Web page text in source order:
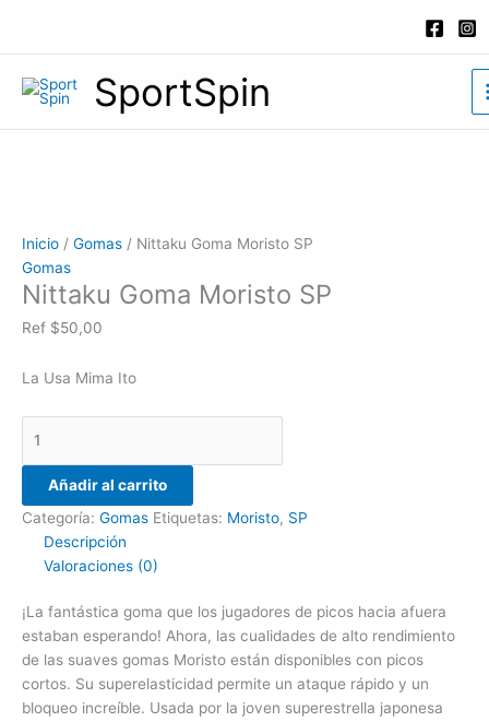
contenido
SportSpin
Inicio / Gomas / Nittaku Goma Moristo SP
Gomas
Nittaku Goma Moristo SP
Ref $50,00
La Usa Mima Ito
Moristo
SP
cantidad
Añadir al carrito
Categoría: Gomas Etiquetas: Moristo, SP
Descripción
Valoraciones (0)
¡La fantástica goma que los jugadores de picos hacia afuera
estaban esperando! Ahora, las cualidades de alto rendimiento
de las suaves gomas Moristo están disponibles con picos
cortos. Su superelasticidad permite un ataque rápido y un
bloqueo increíble. Usada por la joven superestrella japonesa